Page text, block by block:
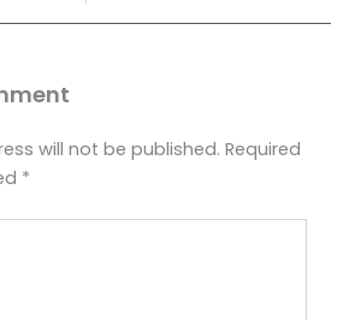
will not be published. Required
*